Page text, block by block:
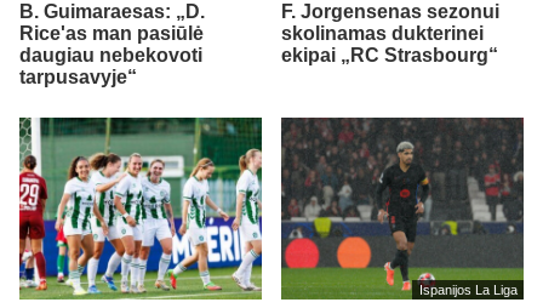
B. Guimaraesas: „D.
Rice'as man pasiūlė
daugiau nebekovoti
tarpusavyje“
F. Jorgensenas sezonui
skolinamas dukterinei
ekipai „RC Strasbourg“
Ispanijos La Liga